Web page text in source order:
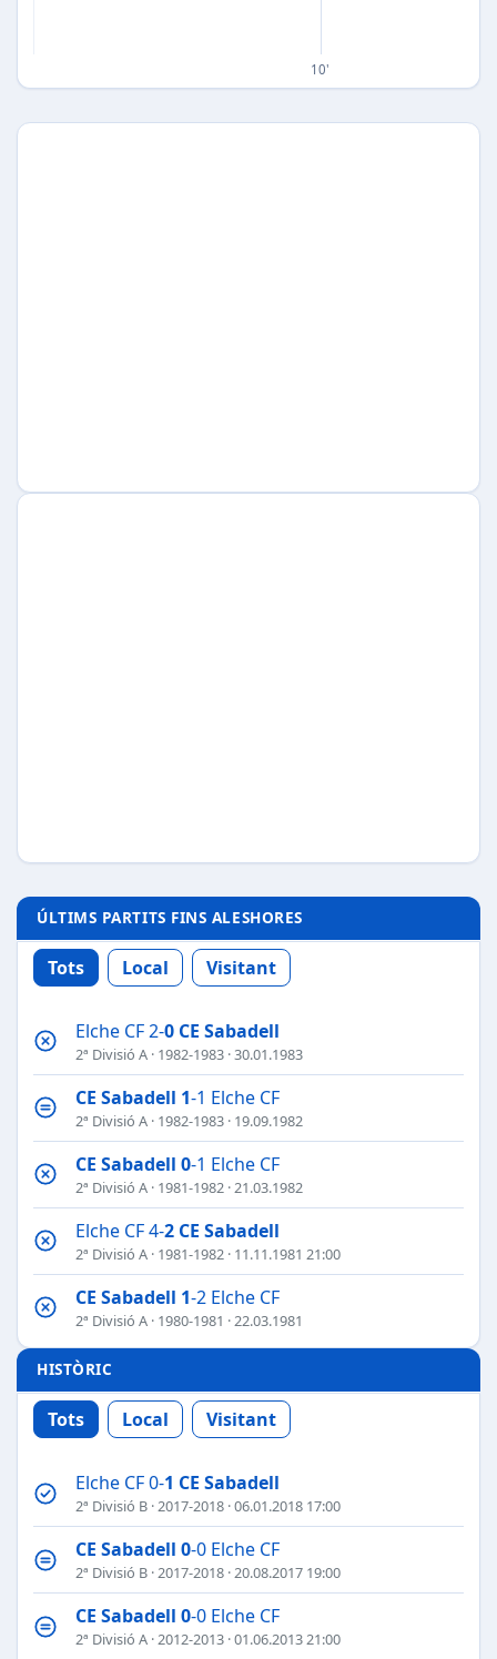
10'
ÚLTIMS PARTITS FINS ALESHORES
Tots Local Visitant
Elche CF 2-0 CE Sabadell
2ª Divisió A · 1982-1983 · 30.01.1983
CE Sabadell 1-1 Elche CF
2ª Divisió A · 1982-1983 · 19.09.1982
CE Sabadell 0-1 Elche CF
2ª Divisió A · 1981-1982 · 21.03.1982
Elche CF 4-2 CE Sabadell
2ª Divisió A · 1981-1982 · 11.11.1981 21:00
CE Sabadell 1-2 Elche CF
2ª Divisió A · 1980-1981 · 22.03.1981
HISTÒRIC
Tots Local Visitant
Elche CF 0-1 CE Sabadell
2ª Divisió B ·2017-2018 · 06.01.2018 17:00
CE Sabadell 0-0 Elche CF
2ª Divisió B ·2017-2018 · 20.08.2017 19:00
CE Sabadell 0-0 Elche CF
2ª Divisió A ·2012-2013 · 01.06.2013 21:00